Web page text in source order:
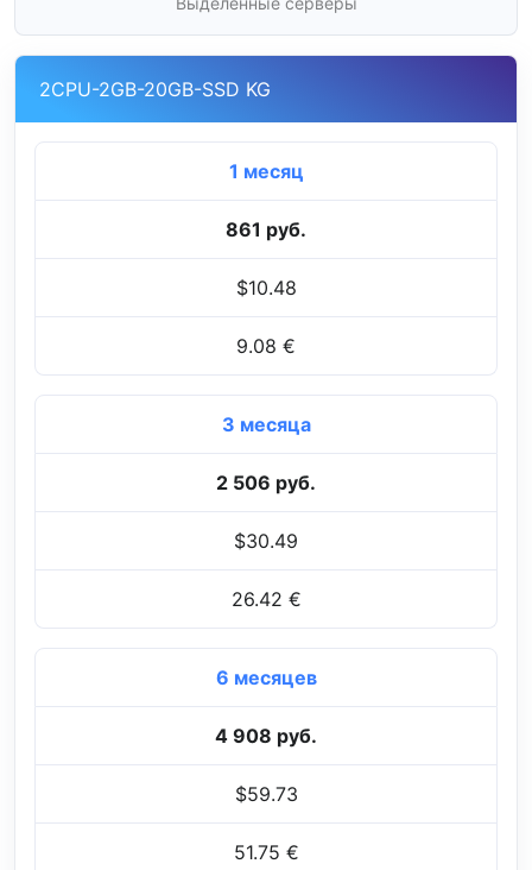
2CPU-2GB-20GB-SSD KG
1 месяц
861 руб.
$10.48
9.08 €
3 месяца
2 506 руб.
$30.49
26.42 €
6 месяцев
4 908 руб.
$59.73
51.75 €